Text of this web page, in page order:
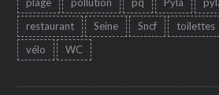
restaurant
Seine Sncf toilettes
vélo
WC